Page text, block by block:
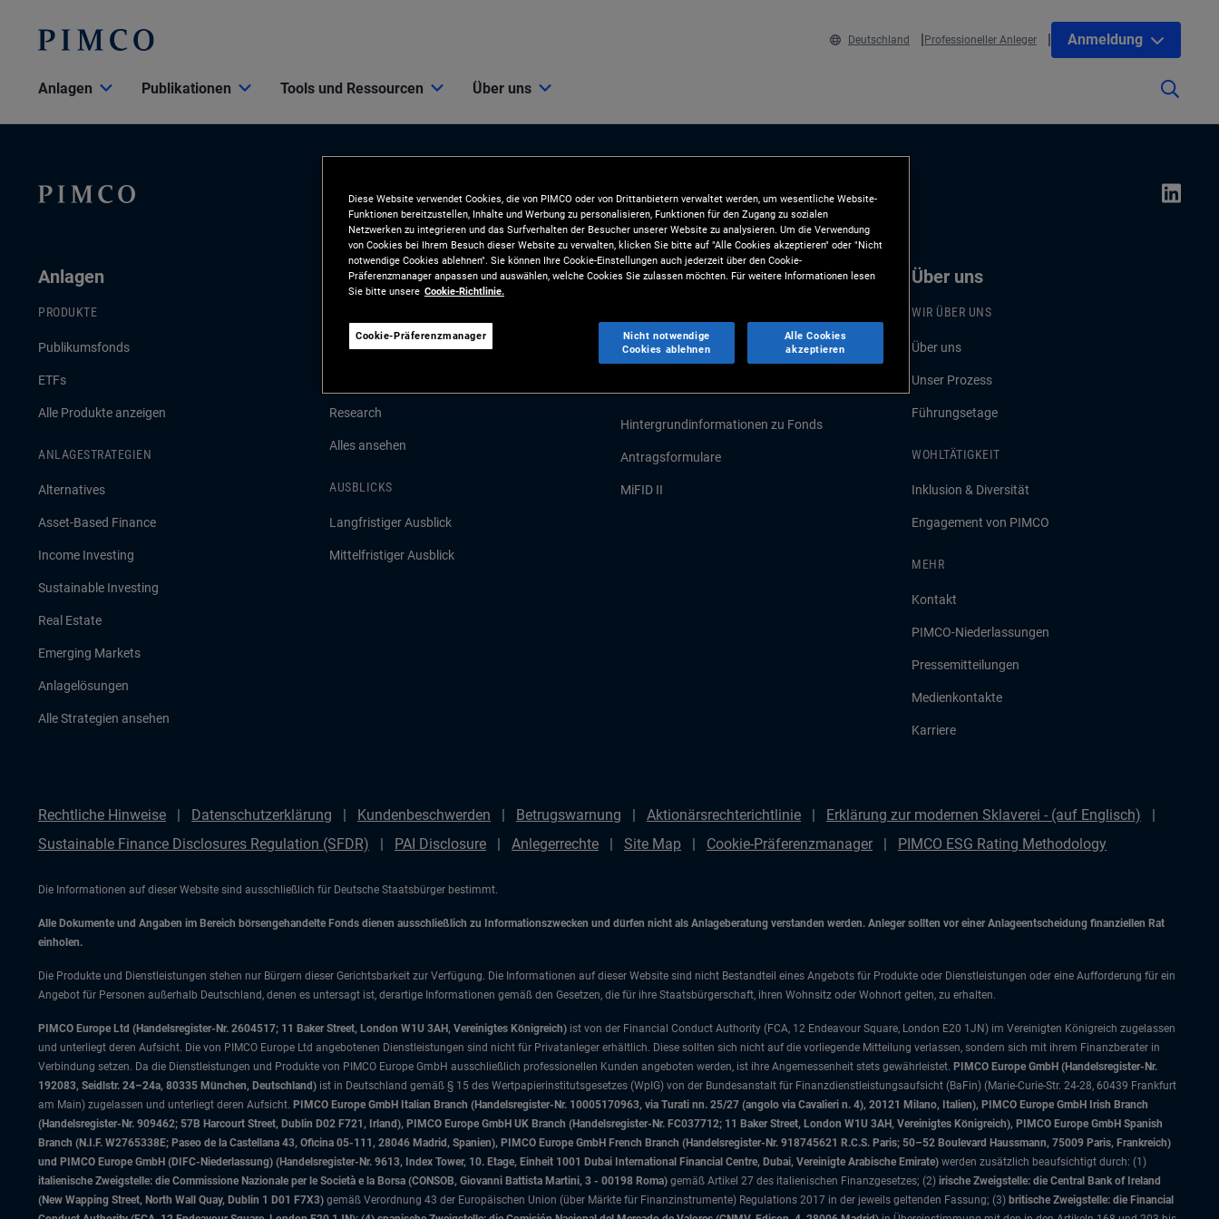
Deutschland Professioneller Anleger Anmeldung
Anlagen Publikationen Tools und Ressourcen Über uns
Anlagen
PRODUKTE
Publikumsfonds
ETFs
Alle Produkte anzeigen
ANLAGESTRATEGIEN
Alternatives
Asset-Based Finance
Income Investing
Sustainable Investing
Real Estate
Emerging Markets
Anlagelösungen
Alle Strategien ansehen
Publikationen
Konjunktur- und Marktkommentare
Research
Alles ansehen
AUSBLICKS
Langfristiger Ausblick
Mittelfristiger Ausblick
Tools und Ressourcen
Analyse und Kundenlösungen
Hintergrundinformationen zu Fonds
Antragsformulare
MiFID II
Über uns
WIR ÜBER UNS
Über uns
Unser Prozess
Führungsetage
WOHLTÄTIGKEIT
Inklusion & Diversität
Engagement von PIMCO
MEHR
Kontakt
PIMCO-Niederlassungen
Pressemitteilungen
Medienkontakte
Karriere
Rechtliche Hinweise Datenschutzerklärung Kundenbeschwerden Betrugswarnung Aktionärsrechterichtlinie
Erklärung zur modernen Sklaverei - (auf Englisch)
Sustainable Finance Disclosures Regulation (SFDR)
PAI Disclosure Anlegerrechte Site Map Cookie-Präferenzmanager PIMCO ESG Rating Methodology
Die Informationen auf dieser Website sind ausschließlich für Deutsche Staatsbürger bestimmt.
Alle Dokumente und Angaben im Bereich börsengehandelte Fonds dienen ausschließlich zu Informationszwecken und dürfen nicht als Anlageberatung verstanden werden. Anleger sollten vor einer Anlageentscheidung finanziellen Rat
einholen.
Die Produkte und Dienstleistungen stehen nur Bürgern dieser Gerichtsbarkeit zur Verfügung. Die Informationen auf dieser Website sind nicht Bestandteil eines Angebots für Produkte oder Dienstleistungen oder eine Aufforderung für ein
Angebot für Personen außerhalb Deutschland, denen es untersagt ist, derartige Informationen gemäß den Gesetzen, die für ihre Staatsbürgerschaft, ihren Wohnsitz oder Wohnort gelten, zu erhalten.
PIMCO Europe Ltd (Handelsregister-Nr. 2604517; 11 Baker Street, London W1U 3AH, Vereinigtes Königreich) ist von der Financial Conduct Authority (FCA, 12 Endeavour Square, London E20 1JN) im Vereinigten Königreich zugelassen
und unterliegt deren Aufsicht. Die von PIMCO Europe Ltd angebotenen Dienstleistungen sind nicht für Privatanleger erhältlich. Diese sollten sich nicht auf die vorliegende Mitteilung verlassen, sondern sich mit ihrem Finanzberater in
Verbindung setzen. Da die Dienstleistungen und Produkte von PIMCO Europe GmbH ausschließlich professionellen Kunden angeboten werden, ist ihre Angemessenheit stets gewährleistet. PIMCO Europe GmbH (Handelsregister-Nr.
192083, Seidlstr. 24–24a, 80335 München, Deutschland) ist in Deutschland gemäß § 15 des Wertpapierinstitutsgesetzes (WpIG) von der Bundesanstalt für Finanzdienstleistungsaufsicht (BaFin) (Marie-Curie-Str. 24-28, 60439 Frankfurt
am Main) zugelassen und unterliegt deren Aufsicht. PIMCO Europe GmbH Italian Branch (Handelsregister-Nr. 10005170963, via Turati nn. 25/27 (angolo via Cavalieri n. 4), 20121 Milano, Italien), PIMCO Europe GmbH Irish Branch
(Handelsregister-Nr. 909462; 57B Harcourt Street, Dublin D02 F721, Irland), PIMCO Europe GmbH UK Branch (Handelsregister-Nr. FC037712; 11 Baker Street, London W1U 3AH, Vereinigtes Königreich), PIMCO Europe GmbH Spanish
Branch (N.I.F. W2765338E; Paseo de la Castellana 43, Oficina 05-111, 28046 Madrid, Spanien), PIMCO Europe GmbH French Branch (Handelsregister-Nr. 918745621 R.C.S. Paris; 50–52 Boulevard Haussmann, 75009 Paris, Frankreich)
und PIMCO Europe GmbH (DIFC-Niederlassung) (Handelsregister-Nr. 9613, Index Tower, 10. Etage, Einheit 1001 Dubai International Financial Centre, Dubai, Vereinigte Arabische Emirate) werden zusätzlich beaufsichtigt durch: (1)
italienische Zweigstelle: die Commissione Nazionale per le Società e la Borsa (CONSOB, Giovanni Battista Martini, 3 - 00198 Roma) gemäß Artikel 27 des italienischen Finanzgesetzes; (2) irische Zweigstelle: die Central Bank of Ireland
(New Wapping Street, North Wall Quay, Dublin 1 D01 F7X3) gemäß Verordnung 43 der Europäischen Union (über Märkte für Finanzinstrumente) Regulations 2017 in der jeweils geltenden Fassung; (3) britische Zweigstelle: die Financial
Diese Website verwendet Cookies, die von PIMCO oder von Drittanbietern verwaltet werden, um wesentliche Website-
Funktionen bereitzustellen, Inhalte und Werbung zu personalisieren, Funktionen für den Zugang zu sozialen
Netzwerken zu integrieren und das Surfverhalten der Besucher unserer Website zu analysieren. Um die Verwendung
von Cookies bei Ihrem Besuch dieser Website zu verwalten, klicken Sie bitte auf "Alle Cookies akzeptieren" oder "Nicht
notwendige Cookies ablehnen". Sie können Ihre Cookie-Einstellungen auch jederzeit über den Cookie-
Präferenzmanager anpassen und auswählen, welche Cookies Sie zulassen möchten. Für weitere Informationen lesen
Sie bitte unsere Cookie-Richtlinie.
Cookie-Präferenzmanager
Nicht notwendige
Cookies ablehnen
Alle Cookies
akzeptieren